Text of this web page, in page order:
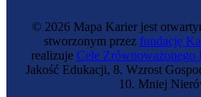
© 2026 Mapa Karier jest
stworzonym przez fundację
realizuje Cele
Jakość Edukacji, 8. Wzrost
10. Mniej